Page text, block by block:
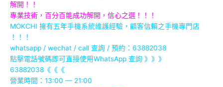
解開！！
專業技術，百分百能成功解開，信心之選！！！
MOKCHI 擁有五年手機系統維護經驗，顧客信賴之手機專門店
！！！
whatsapp / wechat / call 查詢 / 預約：63882038
點擊電話號碼即可直接使用WhatsApp 查詢 》》》
63882038 《《《
營業時間：13:00 — 21:00